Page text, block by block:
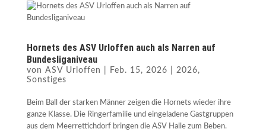
Hornets des ASV Urloffen auch als Narren auf
Bundesliganiveau
von ASV Urloffen Feb. 15, 2026 2026,
Sonstiges
Beim Ball der starken Männer zeigen die Hornets wieder ihre
ganze Klasse. Die Ringerfamilie und eingeladene Gastgruppen
aus dem Meerrettichdorf bringen die ASV Halle zum Beben.